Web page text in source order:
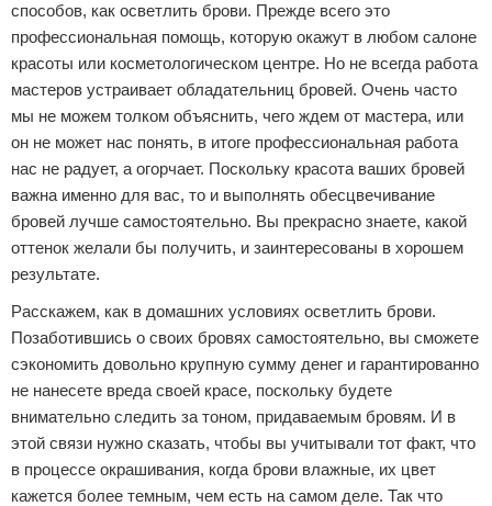
способов, как осветлить брови. Прежде всего это
профессиональная помощь, которую окажут в любом салоне
красоты или косметологическом центре. Но не всегда работа
мастеров устраивает обладательниц бровей. Очень часто
мы не можем толком объяснить, чего ждем от мастера, или
он не может нас понять, в итоге профессиональная работа
нас не радует, а огорчает. Поскольку красота ваших бровей
важна именно для вас, то и выполнять обесцвечивание
бровей лучше самостоятельно. Вы прекрасно знаете, какой
оттенок желали бы получить, и заинтересованы в хорошем
результате.
Расскажем, как в домашних условиях осветлить брови.
Позаботившись о своих бровях самостоятельно, вы сможете
сэкономить довольно крупную сумму денег и гарантированно
не нанесете вреда своей красе, поскольку будете
внимательно следить за тоном, придаваемым бровям. И в
этой связи нужно сказать, чтобы вы учитывали тот факт, что
в процессе окрашивания, когда брови влажные, их цвет
кажется более темным, чем есть на самом деле. Так что